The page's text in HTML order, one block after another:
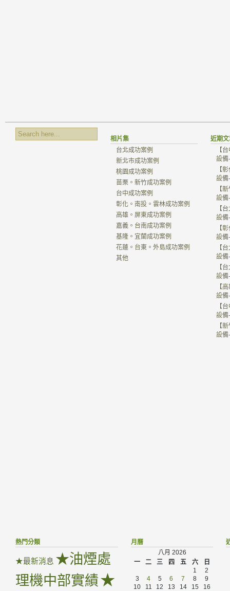
相片集
台北成功案例
新北市成功案例
桃園成功案例
苗栗。新竹成功案例
台中成功案例
彰化。南投。雲林成功案例
高雄。屏東成功案例
嘉義。台南成功案例
基隆。宜蘭成功案例
花蓮。台東。外島成功案例
其他
近期
【
設備
【
設備
【
設備
【
設備
【
設備
【
設備
【
設備
【
設備
【
設備
【
設備
熱門分類
★最新消息 ★油煙處
理機中部實績★
月曆
八月 2026
一
二 三 四 五 六 日
1
2
3
4 5 6 7 8
9
10
11 12 13 14 15
16